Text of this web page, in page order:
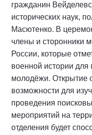
гражданин
исторических наук,
Масютенко. В
члены и сторонники
России, которые
военной истории для
молодёжи. Открытие
возможности для
проведения
мероприятий на
отделения будет